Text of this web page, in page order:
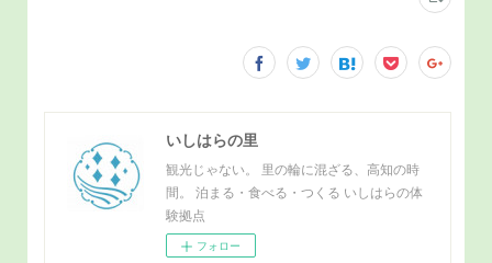
いしはらの里
観光じゃない。 里の輪に混ざる、高知の時
間。 泊まる・食べる・つくる いしはらの体
験拠点
フォロー